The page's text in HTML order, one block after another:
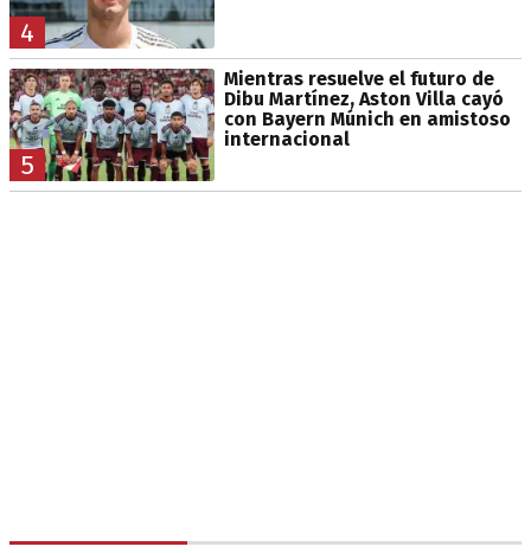
4
5
Mientras resuelve el futuro de
Dibu Martínez, Aston Villa cayó
con Bayern Múnich en amistoso
internacional